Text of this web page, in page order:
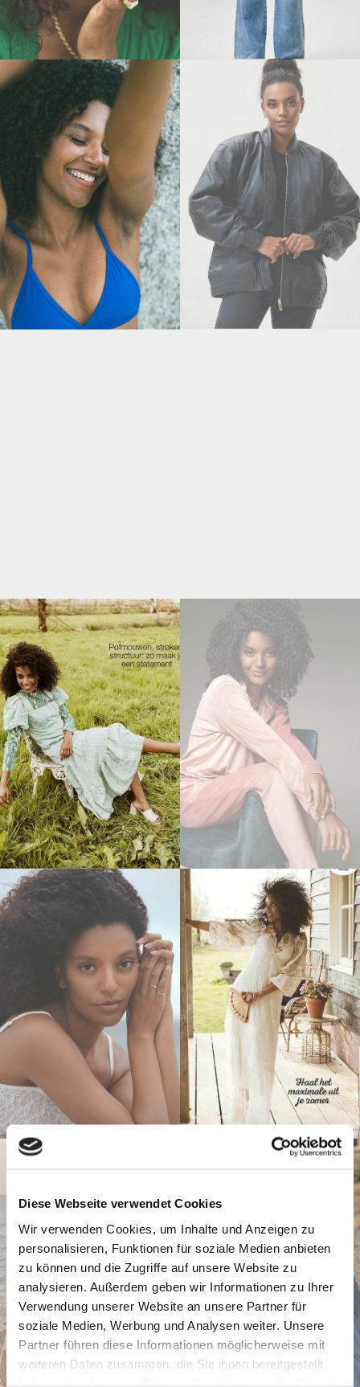
Diese Webseite verwendet Cookies
Wir verwenden Cookies, um Inhalte und Anzeigen zu
personalisieren, Funktionen für soziale Medien anbieten
zu können und die Zugriffe auf unsere Website zu
analysieren. Außerdem geben wir Informationen zu Ihrer
Verwendung unserer Website an unsere Partner für
soziale Medien, Werbung und Analysen weiter. Unsere
Partner führen diese Informationen möglicherweise mit
weiteren Daten zusammen, die Sie ihnen bereitgestellt